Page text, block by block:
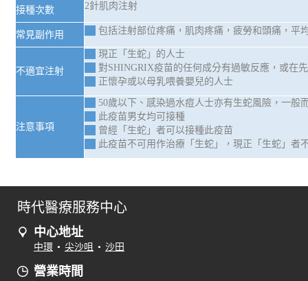
接種次數 2針肌肉注射
常見副作用 包括注射部位疼痛，肌肉疼痛，疲勞和頭痛，平
不適宜注射
現正「生蛇」的人士
對SHINGRIX疫苗的任何成分有過敏反應，或在
正懷孕或以母乳喂養嬰兒的人士
注意事項
50歲以下、感染過水痘人士亦有生蛇風險，一般
此疫苗男女均可接種
曾經「生蛇」者可以接種此疫苗
此疫苗不可用作治療「生蛇」，現正「生蛇」者
時代醫療服務中心
中心地址
中環 • 尖沙咀 • 沙田
營業時間